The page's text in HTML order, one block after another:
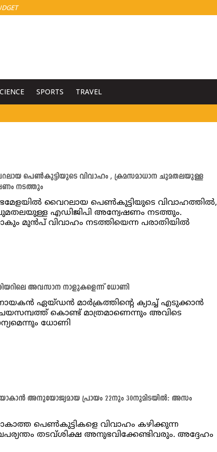
SPORTS TRAVEL
പെണ്‍കുട്ടിയുടെ വിവാഹം , ക്രമസമാധാന ചുമതലയുള്ള
നടത്തും
വൈറലായ പെണ്‍കുട്ടിയുടെ വിവാഹത്തില്‍,
എഡിജിപി അന്വേഷണം നടത്തും.
മുന്‍പ് വിവാഹം നടത്തിയെന്ന പരാതിയില്‍
അവസാന നാളുകളെന്ന് ധോണി
ഏയ്ഡന്‍ മാര്‍ക്രത്തിന്റെ ക്യാച്ച് എടുക്കാന്‍
കൊണ്ട് മാത്രമാണെന്നും അവിടെ
ധോണി
അനുയോജ്യമായ പ്രായം 22നും 30നുമിടയിൽ: അസം
പെൺകുട്ടികളെ വിവാഹം കഴിക്കുന്ന
തടവ്ശിക്ഷ അനുഭവിക്കേണ്ടിവരും. അദ്ദേഹം